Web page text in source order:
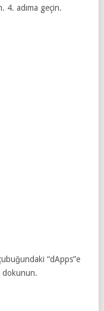
4. adıma geçin.
“dApps”e
dokunun.